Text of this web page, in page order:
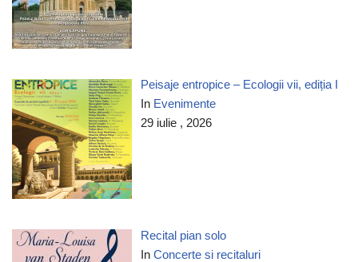
Peisaje entropice – Ecologii vii, ediția I
In Evenimente
29 iulie , 2026
Recital pian solo
InConcerte si recitaluri